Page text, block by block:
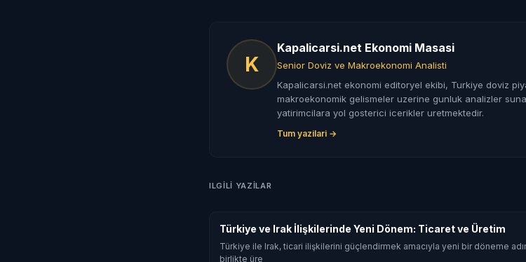
K
Kapalicarsi.net Ekonomi Masasi
Senior Doviz ve Makroekonomi Analisti
Kapalicarsi.net ekonomi editoryel ekibi, Turkiye doviz
makroekonomik gelismeler uzerine gunluk analizler
yatirimcilara yol gosterici icerikler uretmektedir.
Tum yazilari →
ILGILI YAZILAR
Türkiye ve Irak İlişkilerinde Yeni Dönem: Ticaret ve Üretim
Türkiye ile Irak, ticari ilişkilerini güçlendirmek amacıyla yeni bir döneme
birlikte üre